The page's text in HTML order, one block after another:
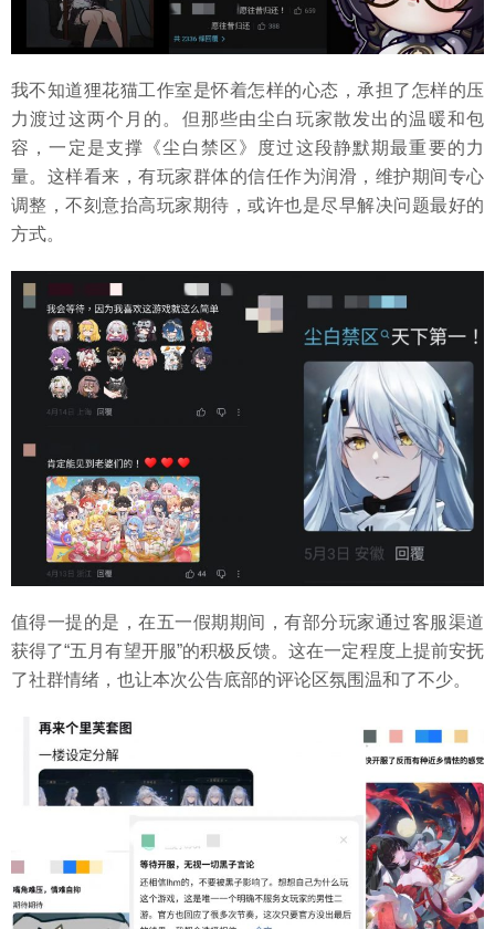
我不知道狸花猫工作室是怀着怎样的心态，承担了怎样的压
力渡过这两个月的。但那些由尘白玩家散发出的温暖和包
容，一定是支撑《尘白禁区》度过这段静默期最重要的力
量。这样看来，有玩家群体的信任作为润滑，维护期间专心
调整，不刻意抬高玩家期待，或许也是尽早解决问题最好的
方式。
值得一提的是，在五一假期期间，有部分玩家通过客服渠道
获得了“五月有望开服”的积极反馈。这在一定程度上提前安抚
了社群情绪，也让本次公告底部的评论区氛围温和了不少。